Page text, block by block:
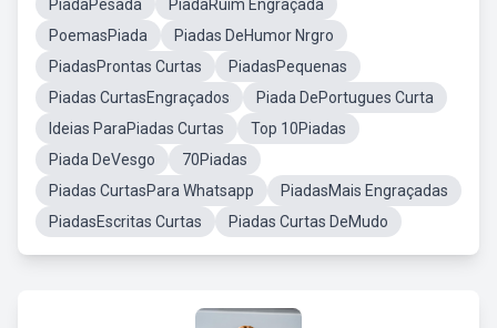
PiadaPesada
PiadaRuim Engraçada
PoemasPiada
Piadas DeHumor Nrgro
PiadasProntas Curtas
PiadasPequenas
Piadas CurtasEngraçados
Piada DePortugues Curta
Ideias ParaPiadas Curtas
Top 10Piadas
Piada DeVesgo
70Piadas
Piadas CurtasPara Whatsapp
PiadasMais Engraçadas
PiadasEscritas Curtas
Piadas Curtas DeMudo